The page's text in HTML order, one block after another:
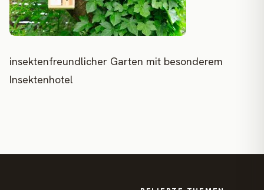
insektenfreundlicher Garten mit besonderem
Insektenhotel